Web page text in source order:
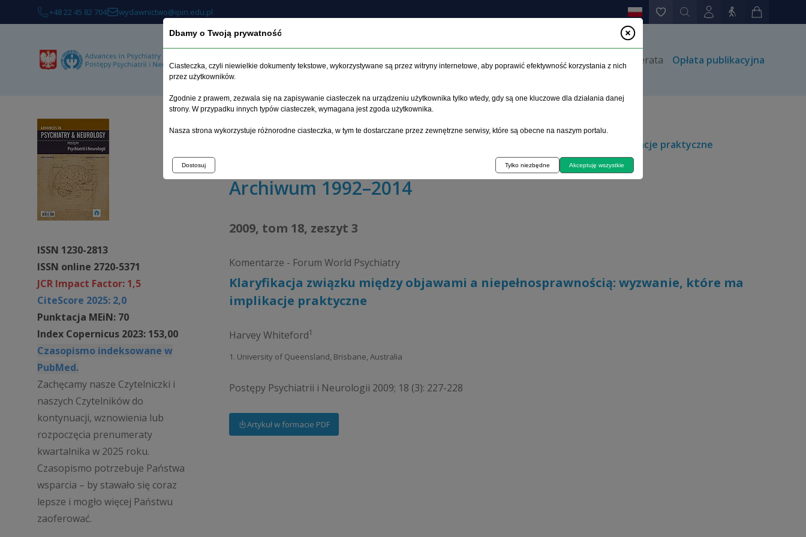
+48 22 45 82 704 wydawnictwo@ipin.edu.pl
O czasopiśmie Archiwum Etyka Instrukcja dla autorów Kontakt Prenumerata Opłata publikacyjna
ISSN 1230-2813
ISSN online 2720-5371
JCR Impact Factor: 1,5
CiteScore 2025: 2,0
Punktacja MEiN: 70
Index Copernicus 2023: 153,00
Czasopismo indeksowane w
PubMed.
Zachęcamy nasze Czytelniczki i
naszych Czytelników do
kontynuacji, wznowienia lub
rozpoczęcia prenumeraty
kwartalnika w 2025 roku.
Czasopismo potrzebuje Państwa
wsparcia – by stawało się coraz
lepsze i mogło więcej Państwu
zaoferować.
Strona główna >Archiwum>zeszyt 3>
Klaryfikacja związku między objawami a niepełnosprawnością: wyzwanie, które ma implikacje praktyczne
Archiwum 1992–2014
2009, tom 18, zeszyt 3
Komentarze - Forum World Psychiatry
Klaryfikacja związku między objawami a niepełnosprawnością: wyzwanie, które ma
implikacje praktyczne
Harvey Whiteford1
1. University of Queensland, Brisbane, Australia
Postępy Psychiatrii i Neurologii 2009; 18 (3): 227-228
Artykuł w formacie PDF
Dbamy o Twoją prywatność
Ciasteczka, czyli niewielkie dokumenty tekstowe, wykorzystywane są przez witryny internetowe, aby poprawić efektywność korzystania z nich
przez użytkowników.
Zgodnie z prawem, zezwala się na zapisywanie ciasteczek na urządzeniu użytkownika tylko wtedy, gdy są one kluczowe dla działania danej
strony. W przypadku innych typów ciasteczek, wymagana jest zgoda użytkownika.
Nasza strona wykorzystuje różnorodne ciasteczka, w tym te dostarczane przez zewnętrzne serwisy, które są obecne na naszym portalu.
Dostosuj Tylko niezbędne Akceptuję wszystkie